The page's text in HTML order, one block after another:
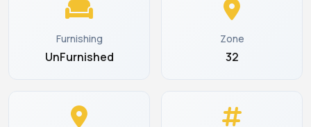
Furnishing
UnFurnished
Zone
32